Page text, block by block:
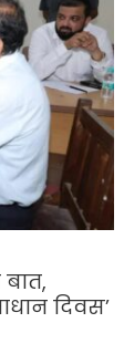
दिवस’